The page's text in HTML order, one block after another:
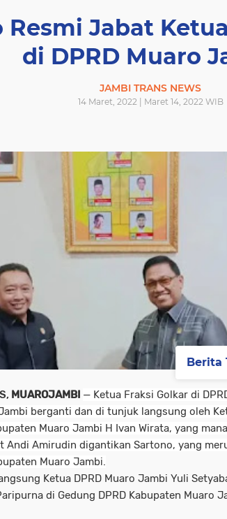
Resmi Jabat
di DPRD Muaro
JAMBI TRANS NEWS
14 Maret, 2022 | Maret 14, 2022 WIB
MUAROJAMBI — Ketua Fraksi Golkar di
berganti dan di tunjuk langsung oleh
Muaro Jambi H Ivan Wirata, yang mana
Andi Amirudin digantikan Sartono, yang
Muaro Jambi.
Ketua DPRD Muaro Jambi Yuli
di Gedung DPRD Kabupaten Muaro
Berita